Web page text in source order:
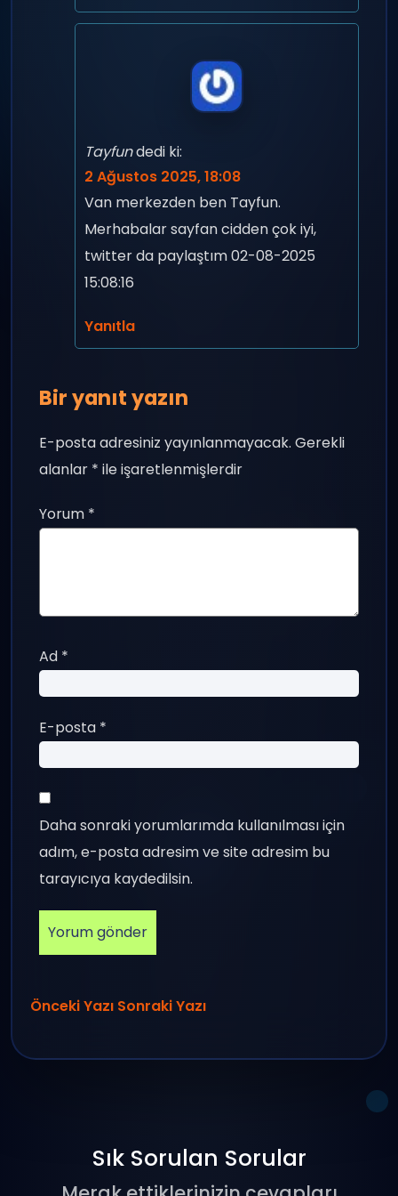
Tayfundedi ki:
2 Ağustos 2025, 18:08
Van merkezden ben Tayfun.
Merhabalar sayfan cidden çok iyi,
twitter da paylaştım 02-08-2025
15:08:16
Yanıtla
Bir yanıt yazın
E-posta adresiniz yayınlanmayacak. Gerekli
alanlar * ile işaretlenmişlerdir
Yorum *
Ad *
E-posta *
Daha sonraki yorumlarımda kullanılması için
adım, e-posta adresim ve site adresim bu
tarayıcıya kaydedilsin.
Önceki Yazı Sonraki Yazı
Sık Sorulan Sorular